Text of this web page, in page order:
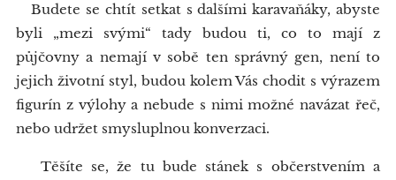
Budete se chtít setkat s dalšími karavaňáky, abyste
byli „mezi svými“ tady budou ti, co to mají z
půjčovny a nemají v sobě ten správný gen, není to
jejich životní styl, budou kolem Vás chodit s výrazem
figurín z výlohy a nebude s nimi možné navázat řeč,
nebo udržet smysluplnou konverzaci.
Těšíte se, že tu bude stánek s občerstvením a